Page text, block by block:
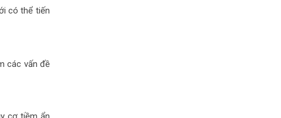
có thể tiến
các vấn đề